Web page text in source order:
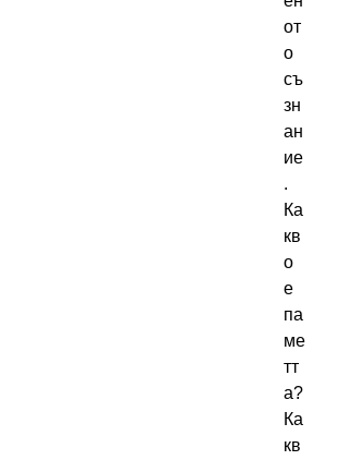
от
о
съ
зн
ан
ие
.
Ка
кв
о
е
па
ме
тт
а?
Ка
кв